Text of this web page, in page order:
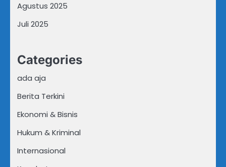
Agustus 2025
Juli 2025
Categories
ada aja
Berita Terkini
Ekonomi & Bisnis
Hukum & Kriminal
Internasional